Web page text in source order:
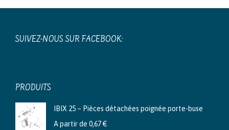
SUIVEZ-NOUS SUR FACEBOOK:
PRODUITS
IBIX 25 – Pièces détachées poignée porte-buse
A partir de 0,67€